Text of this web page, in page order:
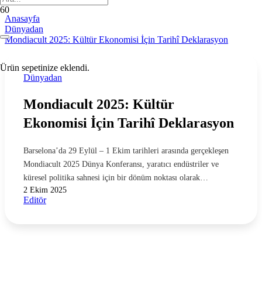
Ürün sepetinize eklendi.
Anasayfa
Dünyadan
Mondiacult 2025: Kültür Ekonomisi İçin Tarihî Deklarasyon
Dünyadan
Mondiacult 2025: Kültür
Ekonomisi İçin Tarihî Deklarasyon
Barselona’da 29 Eylül – 1 Ekim tarihleri arasında gerçekleşen
Mondiacult 2025 Dünya Konferansı, yaratıcı endüstriler ve
küresel politika sahnesi için bir dönüm noktası olarak…
2 Ekim 2025
Editör